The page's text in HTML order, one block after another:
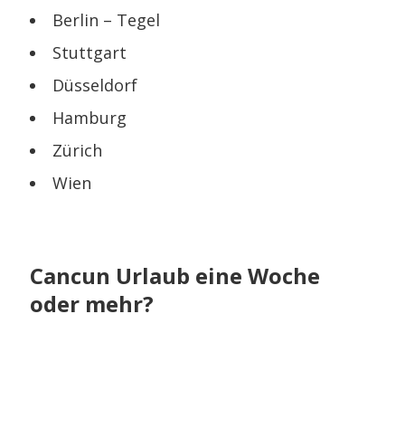
Berlin – Tegel
Stuttgart
Düsseldorf
Hamburg
Zürich
Wien
Cancun Urlaub eine Woche
oder mehr?